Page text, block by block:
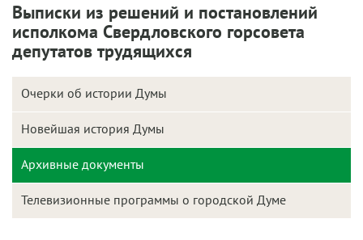
Выписки из решений и постановлений
исполкома Свердловского горсовета
депутатов трудящихся
Очерки об истории Думы
Новейшая история Думы
Архивные документы
Телевизионные программы о городской Думе